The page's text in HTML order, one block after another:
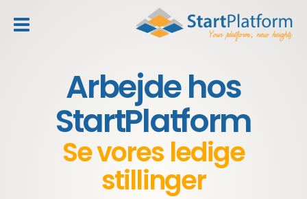
Arbejde hos
StartPlatform
Se vores ledige
stillinger
header_toggle_navigation